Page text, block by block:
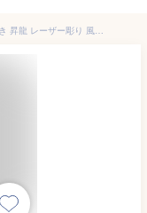
（イスイ）YISHUI クリスタルドラゴン 龍の煌き 昇龍 レーザー彫り 風水グッズ 竜 置物 開運 金運 60ｍｍ 80ｍｍ 台座付 HP0099 (80ｍｍ)